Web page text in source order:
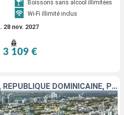
Boissons sans alcool illimitées
Wi-Fi illimité inclus
28 nov. 2027
3 109 €
ÉTATS-UNIS, BAHAMAS, RÉPUBLIQUE DOMINICAINE, PORTO RICO, GUADELOUPE, ANTIGUA-ET-BARBUDA, FRANCE, SAINT VINCENT-ET-LES-GRENADINES